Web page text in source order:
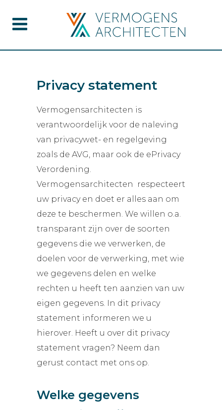
Privacy statement
Vermogensarchitecten is
verantwoordelijk voor de naleving
van privacywet- en regelgeving
zoals de AVG, maar ook de ePrivacy
Verordening.
Vermogensarchitecten respecteert
uw privacy en doet er alles aan om
deze te beschermen. We willen o.a.
transparant zijn over de soorten
gegevens die we verwerken, de
doelen voor de verwerking, met wie
we gegevens delen en welke
rechten u heeft ten aanzien van uw
eigen gegevens. In dit privacy
statement informeren we u
hierover. Heeft u over dit privacy
statement vragen? Neem dan
gerust contact met ons op.
Welke gegevens